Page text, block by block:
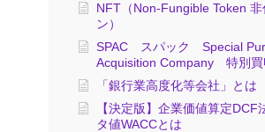
NFT（Non-Fungible Token 非
ン）
SPAC スパック Special
Acquisition Company 特別買
「銀行業高度化等会社」とは
【決定版】企業価値算定
タ値WACCとは